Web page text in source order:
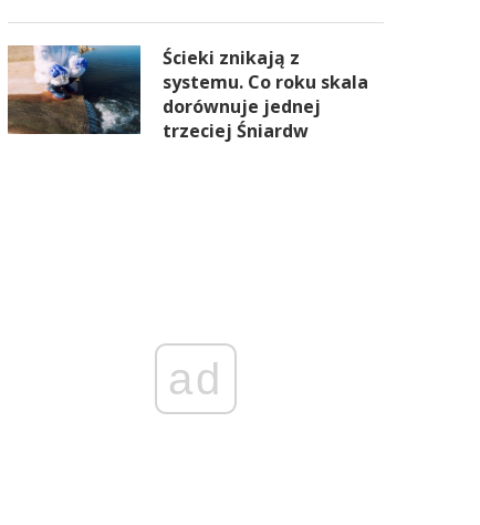
Ścieki znikają z
systemu. Co roku skala
dorównuje jednej
trzeciej Śniardw
ad